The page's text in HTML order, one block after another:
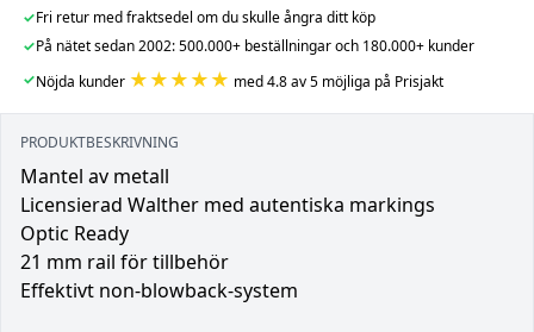
✓Fri retur med fraktsedel om du skulle ångra ditt köp
✓På nätet sedan 2002: 500.000+ beställningar och 180.000+ kunder
✓Nöjda kunder ★★★★★ med 4.8 av 5 möjliga på Prisjakt
PRODUKTBESKRIVNING
Mantel av metall
Licensierad Walther med autentiska markings
Optic Ready
21 mm rail för tillbehör
Effektivt non-blowback-system